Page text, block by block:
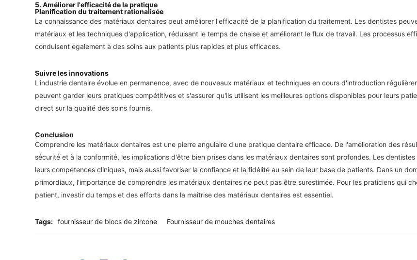
5. Améliorer l'efficacité de la pratique
Planification du traitement rationalisée
La connaissance des matériaux dentaires peut améliorer l'efficacité de la planification du traitement. Les dentistes
matériaux et les techniques d'application, réduisant le temps de chaise et améliorant le flux de travail. Les processus
conduisent également à des soins aux patients plus rapides et plus efficaces.
Suivre les innovations
L'industrie dentaire évolue en permanence, avec de nouveaux matériaux et techniques en cours d'introduction
peuvent garder leurs pratiques compétitives et s'assurer qu'ils utilisent les meilleures options disponibles pour leurs
direct sur la qualité des soins fournis.
Conclusion
Comprendre les matériaux dentaires est une pierre angulaire d'une pratique dentaire efficace. De l'amélioration des
sécurité et à la conformité, les implications d'être bien prises dans les matériaux dentaires sont profondes. Les
leurs compétences cliniques, mais aussi favoriser la confiance et la fidélité au sein de leur base de patients. Dans un
primordiaux, l'importance de comprendre les matériaux dentaires ne peut pas être surestimée. Pour les praticiens qui
patient, investir du temps et des efforts dans la maîtrise des matériaux dentaires est essentiel.
Tags: fournisseur de blocs de zircone Fournisseur de mouches dentaires